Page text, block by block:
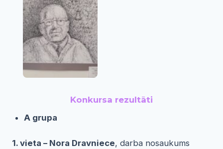
Konkursa rezultāti
A grupa
1. vieta – Nora Dravniece, darba nosaukums